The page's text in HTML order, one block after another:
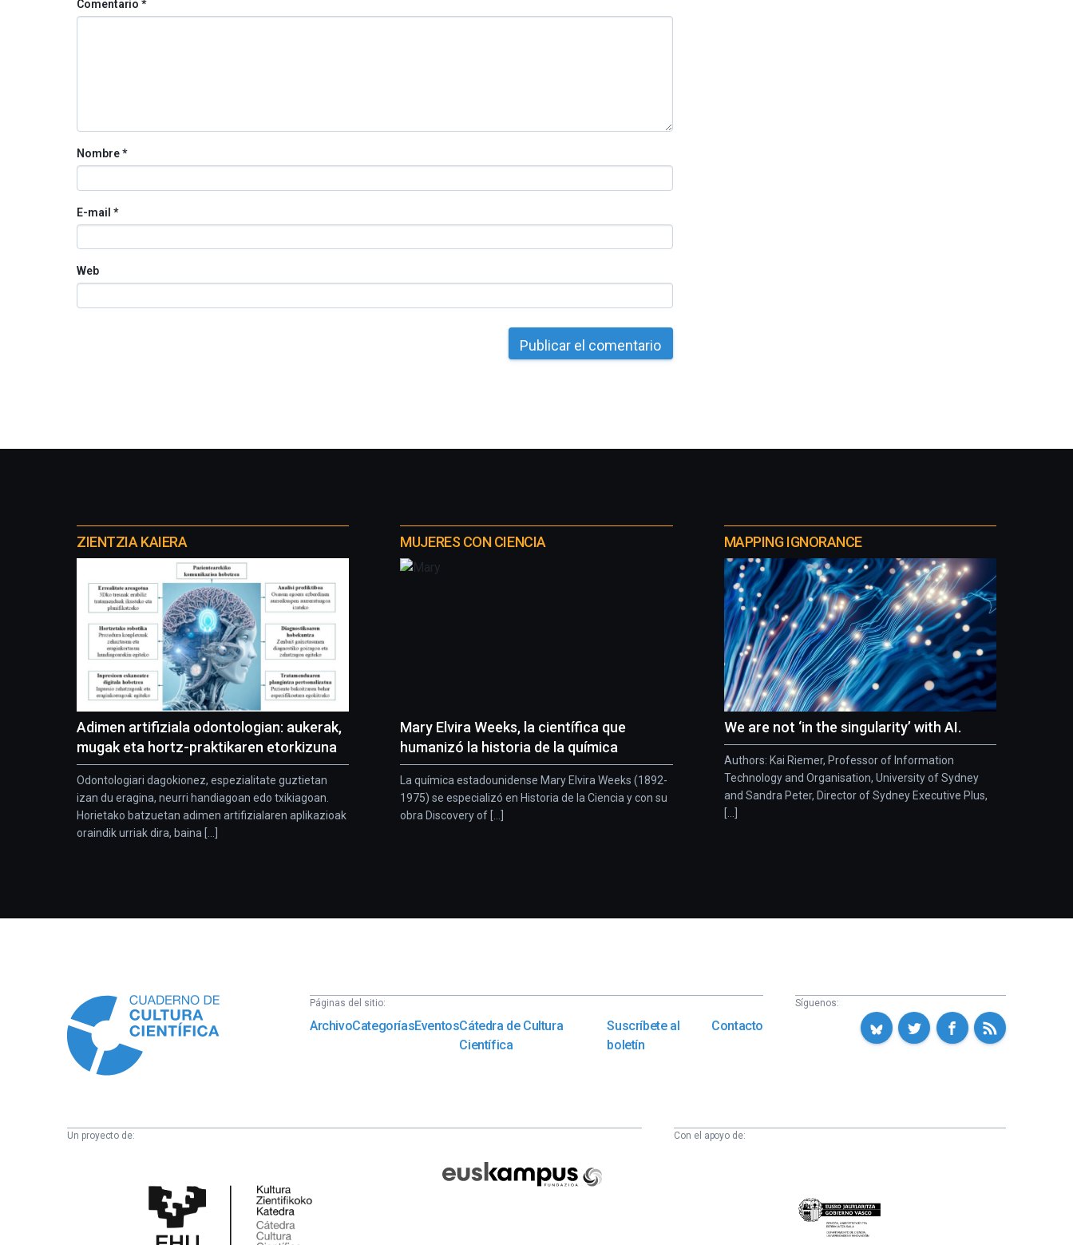
Comentario*
Nombre*
E-mail *
Web
proyectos
ZIENTZIA KAIERA
Adimen artifiziala odontologian: aukerak,
mugak eta hortz-praktikaren etorkizuna
Odontologiari dagokionez, espezialitate guztietan
izan du eragina, neurri handiagoan edo txikiagoan.
Horietako batzuetan adimen artifizialaren aplikazioak
oraindik urriak dira, baina [...]
MUJERES CON CIENCIA
Mary Elvira Weeks, la científica que
humanizó la historia de la química
La química estadounidense Mary Elvira Weeks (1892-
1975) se especializó en Historia de la Ciencia y con su
obra Discovery of [...]
MAPPING IGNORANCE
We are not ‘in the singularity’ with AI.
Authors: Kai Riemer, Professor of Information
Technology and Organisation, University of Sydney
and Sandra Peter, Director of Sydney Executive Plus,
[...]
Páginas del sitio:
ArchivoCategoríasEventosCátedra de Cultura
Científica
Suscríbete al
boletín
Contacto
Síguenos:
Un proyecto de:
Científica
Fundazioa
Con el apoyo de:
Eusko
Jaurlaritza